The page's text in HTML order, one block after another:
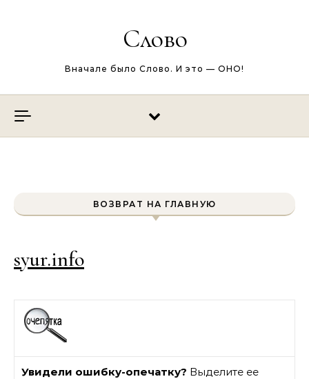
Слово
Вначале было Слово. И это — ОНО!
ВОЗВРАТ НА ГЛАВНУЮ
syur.info
Увидели ошибку-опечатку? Выделите ее